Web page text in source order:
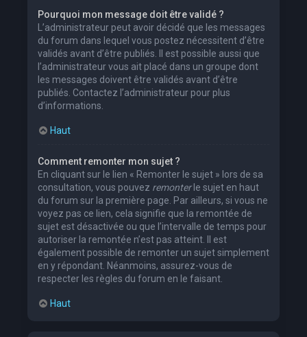
Pourquoi mon message doit être validé ?
L’administrateur peut avoir décidé que les messages
du forum dans lequel vous postez nécessitent d’être
validés avant d’être publiés. Il est possible aussi que
l’administrateur vous ait placé dans un groupe dont
les messages doivent être validés avant d’être
publiés. Contactez l’administrateur pour plus
d’informations.
Haut
Comment remonter mon sujet ?
En cliquant sur le lien « Remonter le sujet » lors de sa
consultation, vous pouvez remonterle sujet en haut
du forum sur la première page. Par ailleurs, si vous ne
voyez pas ce lien, cela signifie que la remontée de
sujet est désactivée ou que l’intervalle de temps pour
autoriser la remontée n’est pas atteint. Il est
également possible de remonter un sujet simplement
en y répondant. Néanmoins, assurez-vous de
respecter les règles du forum en le faisant.
Haut